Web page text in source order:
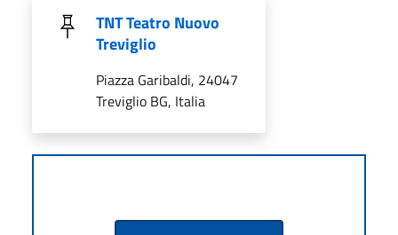
TNT Teatro Nuovo
Treviglio
Piazza Garibaldi, 24047
Treviglio BG, Italia